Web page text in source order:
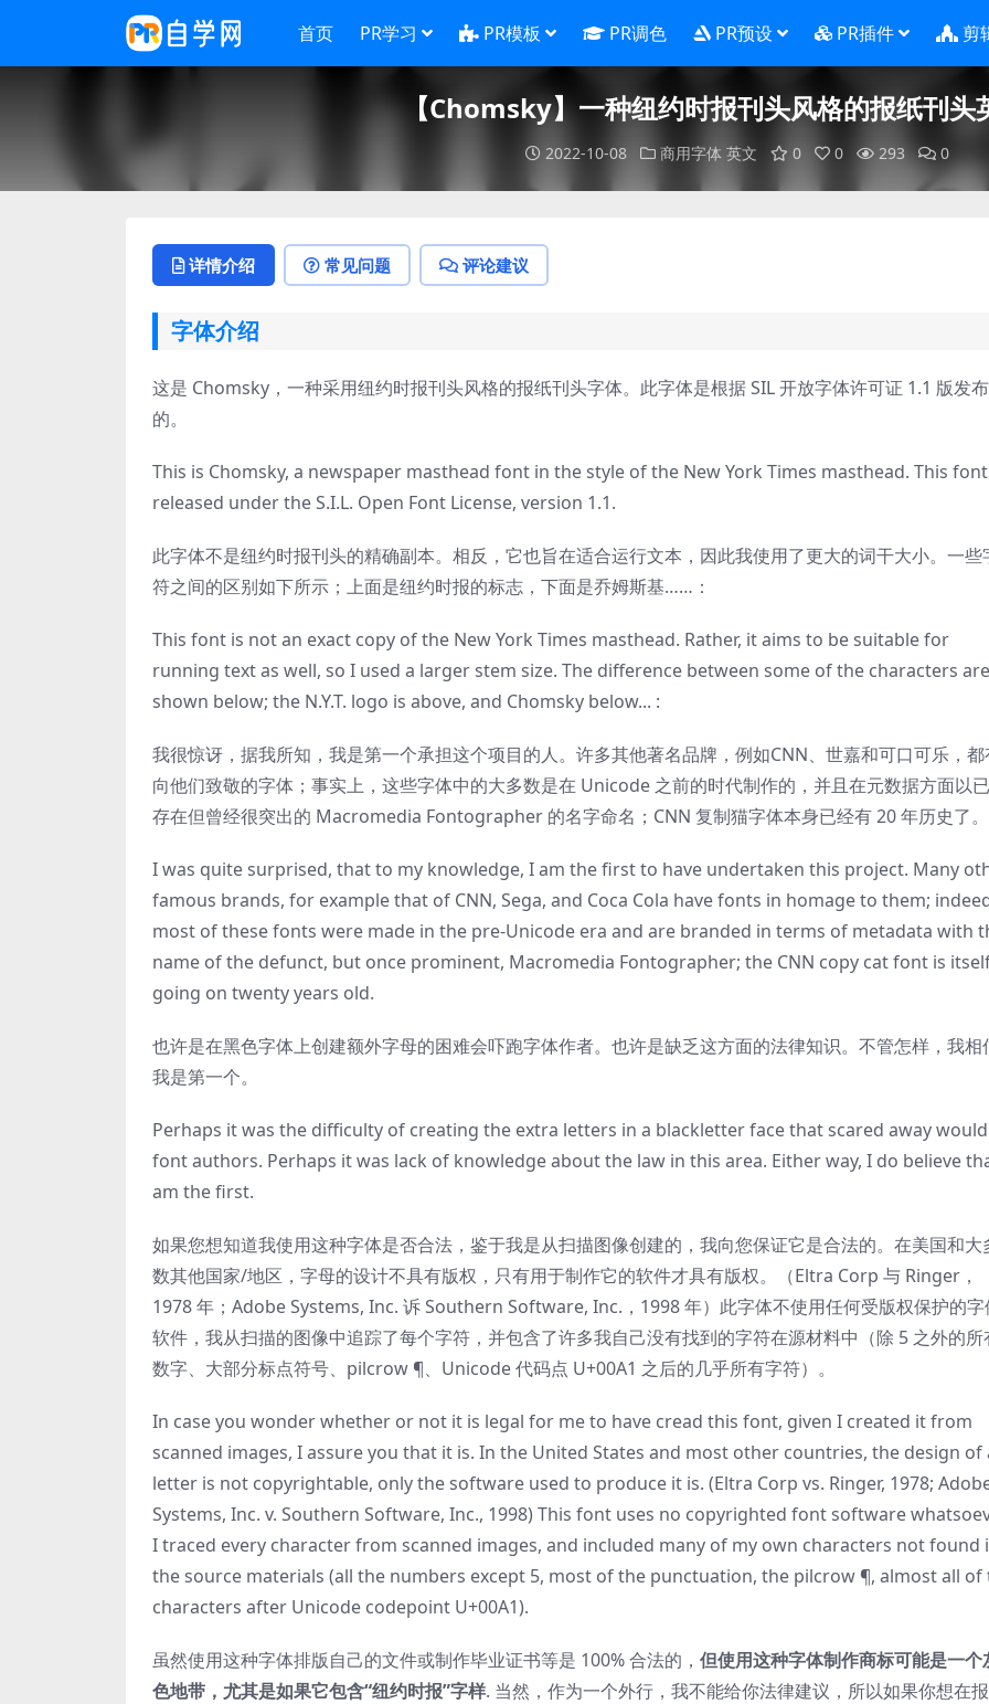
首页 PR学习 PR模板 PR调色 PR预设 PR插件 剪
【Chomsky】一种纽约时报刊头风格的报纸刊头
2022-10-08 商用字体 英文 0 0 293 0
详情介绍 常见问题 评论建议
字体介绍
这是 Chomsky，一种采用纽约时报刊头风格的报纸刊头字体。此字体是根据 SIL 开放字体许可证 1.1 版发布
的。
This is Chomsky, a newspaper masthead font in the style of the New York Times masthead. This
released under the S.I.L. Open Font License, version 1.1.
此字体不是纽约时报刊头的精确副本。相反，它也旨在适合运行文本，因此我使用了更大的词干大小。一些
符之间的区别如下所示；上面是纽约时报的标志，下面是乔姆斯基……：
This font is not an exact copy of the New York Times masthead. Rather, it aims to be suitable for
running text as well, so I used a larger stem size. The difference between some of the characters are
shown below; the N.Y.T. logo is above, and Chomsky below... :
我很惊讶，据我所知，我是第一个承担这个项目的人。许多其他著名品牌，例如CNN、世嘉和可口可乐，都
向他们致敬的字体；事实上，这些字体中的大多数是在 Unicode 之前的时代制作的，并且在元数据方面以
存在但曾经很突出的 Macromedia Fontographer 的名字命名；CNN 复制猫字体本身已经有 20 年历史了。
I was quite surprised, that to my knowledge, I am the first to have undertaken this project. Many
famous brands, for example that of CNN, Sega, and Coca Cola have fonts in homage to them;
most of these fonts were made in the pre-Unicode era and are branded in terms of metadata with
name of the defunct, but once prominent, Macromedia Fontographer; the CNN copy cat font is
going on twenty years old.
也许是在黑色字体上创建额外字母的困难会吓跑字体作者。也许是缺乏这方面的法律知识。不管怎样，我相
我是第一个。
Perhaps it was the difficulty of creating the extra letters in a blackletter face that scared away
font authors. Perhaps it was lack of knowledge about the law in this area. Either way, I do believe
am the first.
如果您想知道我使用这种字体是否合法，鉴于我是从扫描图像创建的，我向您保证它是合法的。在美国和大
数其他国家/地区，字母的设计不具有版权，只有用于制作它的软件才具有版权。（Eltra Corp 与 Ringer，
1978 年；Adobe Systems, Inc. 诉 Southern Software, Inc.，1998 年）此字体不使用任何受版权保护的字
软件，我从扫描的图像中追踪了每个字符，并包含了许多我自己没有找到的字符在源材料中（除 5 之外的所
数字、大部分标点符号、pilcrow ¶、Unicode 代码点 U+00A1 之后的几乎所有字符）。
In case you wonder whether or not it is legal for me to have cread this font, given I created it from
scanned images, I assure you that it is. In the United States and most other countries, the design of
letter is not copyrightable, only the software used to produce it is. (Eltra Corp vs. Ringer, 1978;
Systems, Inc. v. Southern Software, Inc., 1998) This font uses no copyrighted font software
I traced every character from scanned images, and included many of my own characters not found
the source materials (all the numbers except 5, most of the punctuation, the pilcrow ¶, almost all of
characters after Unicode codepoint U+00A1).
虽然使用这种字体排版自己的文件或制作毕业证书等是 100% 合法的， 但使用这种字体制作商标可能是一个
色地带，尤其是如果它包含“纽约时报”字样. 当然，作为一个外行，我不能给你法律建议，所以如果你想在